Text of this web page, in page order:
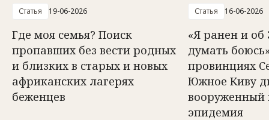
Статья 19-06-2026
Где моя семья? Поиск
пропавших без вести родных
и близких в старых и новых
африканских лагерях
беженцев
Статья 16-06-2026
«Я ранен и об
думать
провинциях
Южное Киву
вооруженный
эпидемия